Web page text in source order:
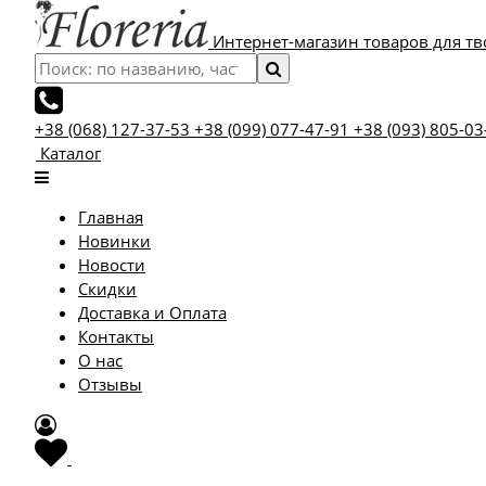
Интернет-магазин товаров для
+38 (068) 127-37-53 +38 (099) 077-47-91 +38 (093) 805-
Каталог
Главная
Новинки
Новости
Скидки
Доставка и Оплата
Контакты
О нас
Отзывы